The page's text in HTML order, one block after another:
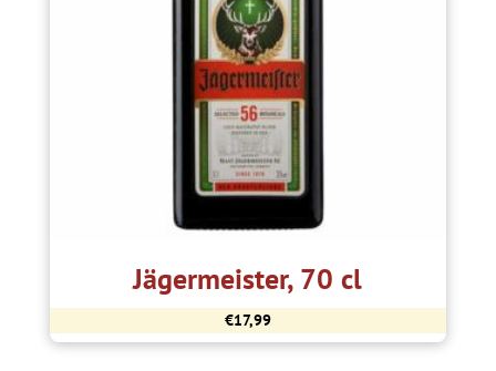
Jägermeister, 70 cl
€17,99